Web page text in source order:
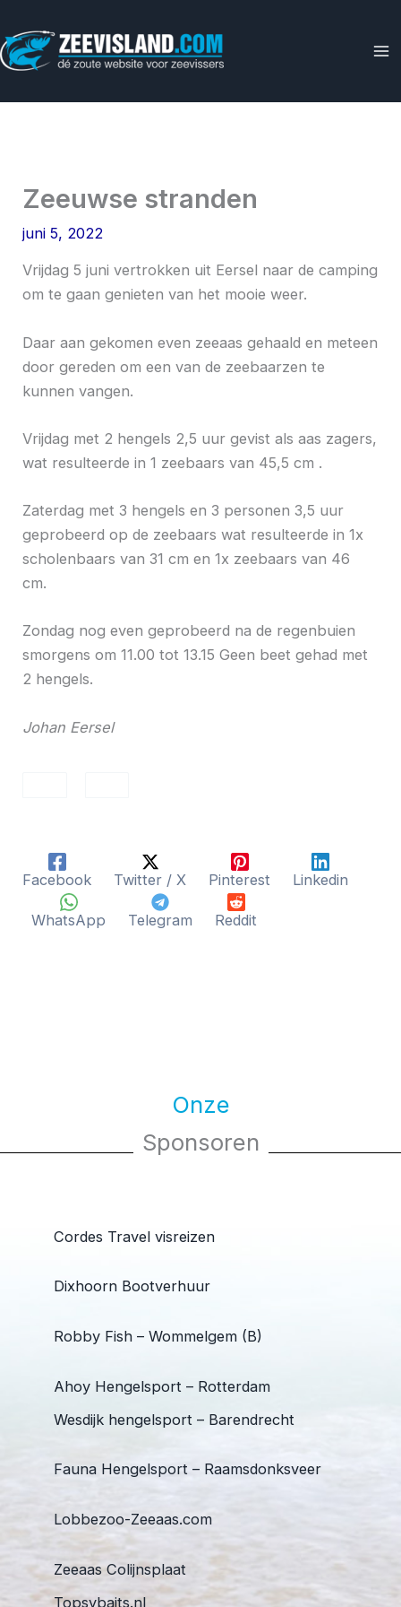
naar
de
Zeeuwse stranden
juni 5, 2022
Vrijdag 5 juni vertrokken uit Eersel naar de camping
om te gaan genieten van het mooie weer.
Daar aan gekomen even zeeaas gehaald en meteen
door gereden om een van de zeebaarzen te
kunnen vangen.
Vrijdag met 2 hengels 2,5 uur gevist als aas zagers,
wat resulteerde in 1 zeebaars van 45,5 cm .
Zaterdag met 3 hengels en 3 personen 3,5 uur
geprobeerd op de zeebaars wat resulteerde in 1x
scholenbaars van 31 cm en 1x zeebaars van 46
cm.
Zondag nog even geprobeerd na de regenbuien
smorgens om 11.00 tot 13.15 Geen beet gehad met
2 hengels.
Johan Eersel
Facebook Twitter / X Pinterest Linkedin
WhatsApp Telegram Reddit
Onze
Sponsoren
Cordes Travel visreizen
Dixhoorn Bootverhuur
Robby Fish – Wommelgem (B)
Ahoy Hengelsport – Rotterdam
Wesdijk hengelsport – Barendrecht
Fauna Hengelsport – Raamsdonksveer
Lobbezoo-Zeeaas.com
Zeeaas Colijnsplaat
Topsybaits.nl